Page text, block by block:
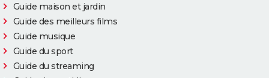
Guide maison et jardin
Guide des meilleurs films
Guide musique
Guide du sport
Guide du streaming